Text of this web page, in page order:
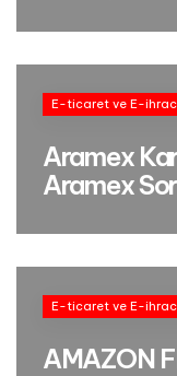
E-ticaret ve E-
Aramex
Aramex
E-ticaret ve E-
AMAZON